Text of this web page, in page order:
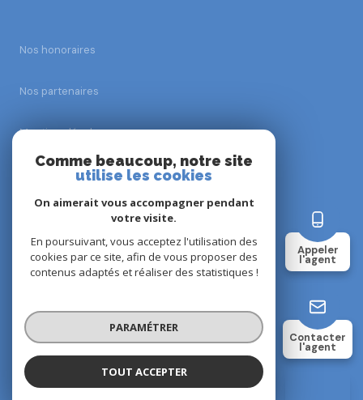
Beranger NEMANE
Appeler
l'agent
Contacter
l'agent
Nos honoraires
Nos partenaires
Mentions légales
Cookies
© 2026 | Tous droits réservés
Réalisé par
Comme beaucoup, notre site
utilise les cookies
On aimerait vous accompagner pendant
votre visite.
En poursuivant, vous acceptez l'utilisation des
cookies par ce site, afin de vous proposer des
contenus adaptés et réaliser des statistiques !
PARAMÉTRER
TOUT ACCEPTER